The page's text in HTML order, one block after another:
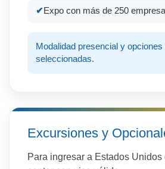
Expo con más de 250
Modalidad presencial y opciones
seleccionadas.
Excursiones y
Para ingresar a Estados